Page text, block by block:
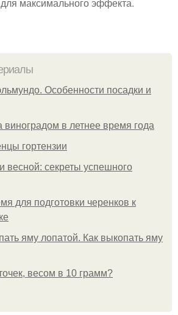
Особенности посадки и
виноградом в летнее время года
гортензии
весной: секреты успешного
для подготовки черенков к
яму лопатой. Как выкопать яму
весом в 10 грамм?